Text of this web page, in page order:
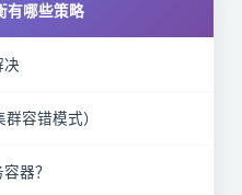
有哪些策略
决
容错模式）
器？